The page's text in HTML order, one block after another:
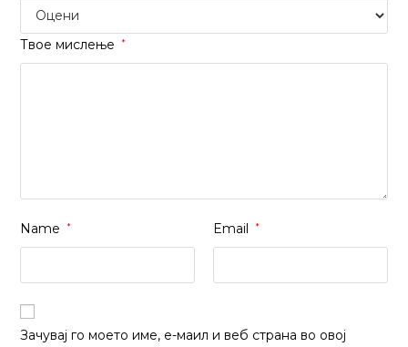
Твое мислење *
Name * Email *
Зачувај го моето име, е-маил и веб страна во овој